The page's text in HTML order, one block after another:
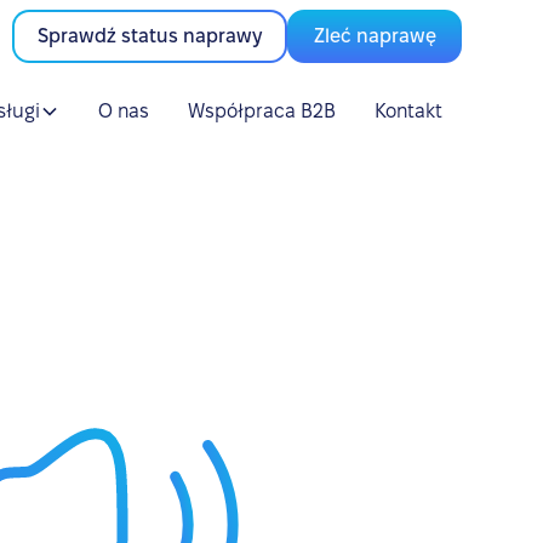
Sprawdź status naprawy Zleć naprawę
O nas Współpraca B2B Kontakt